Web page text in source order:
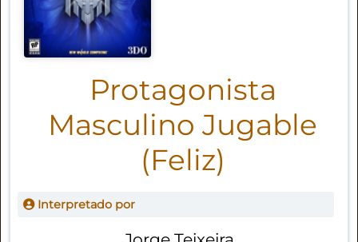
Protagonista
Masculino Jugable
(Feliz)
Interpretado por